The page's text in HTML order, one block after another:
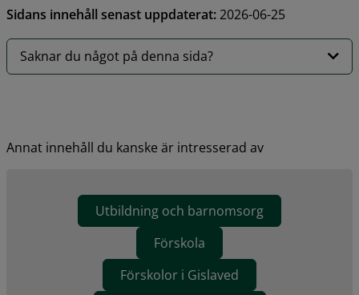
Sidans innehåll senast uppdaterat:2026-06-25
Saknar du något på denna sida?
Annat innehåll du kanske är intresserad av
Utbildning och barnomsorg
Förskola
Förskolor i Gislaved